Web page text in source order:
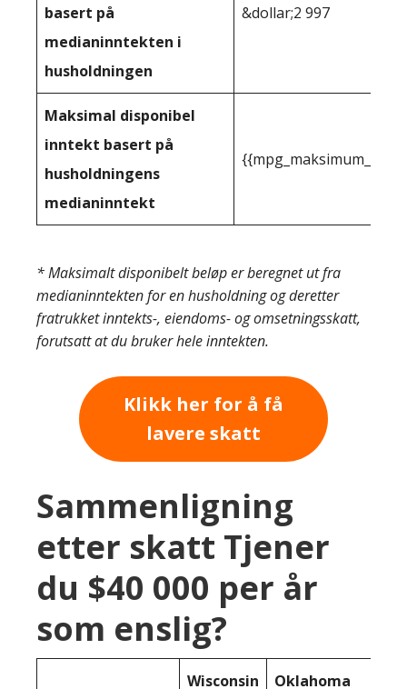
basert på
medianinntekten i
husholdningen
&dollar;2 997
Maksimal disponibel
inntekt basert på
husholdningens
medianinntekt
* Maksimalt disponibelt beløp er beregnet ut fra
medianinntekten for en husholdning og deretter
fratrukket inntekts-, eiendoms- og omsetningsskatt,
forutsatt at du bruker hele inntekten.
Klikk her for å få
lavere skatt
Sammenligning
etter skatt Tjener
du $40 000 per år
som enslig?
Wisconsin Oklahoma